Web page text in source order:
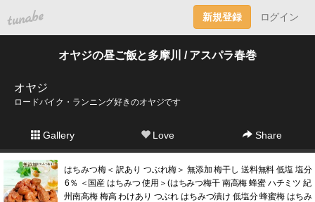
tuna.be 新規登録 ログイン
オヤジの昼ご飯と多摩川 / アスパラ春巻
オヤジ
ロードバイク・ランニング好きのオヤジです
Gallery Love Share
はちみつ梅＜ 訳あり つぶれ梅＞ 無添加 梅干し 送料無料 低塩 塩分
6％ ＜国産 はちみつ 使用＞(はちみつ梅干 南高梅 蜂蜜 ハチミツ 紀
州南高梅 梅高 わけあり つぶれ はちみつ漬け 低塩分 蜂蜜梅 はちみ